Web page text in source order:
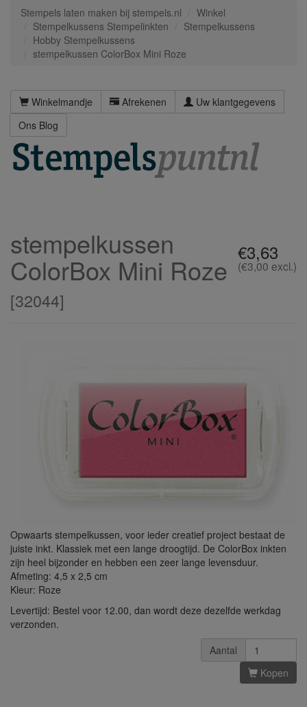
Stempels laten maken bij stempels.nl
Winkel
Stempelkussens Stempelinkten
Stempelkussens
Hobby Stempelkussens
stempelkussen ColorBox Mini Roze
Winkelmandje Afrekenen
Uw klantgegevens
Ons Blog
€3,63
(€3,00 excl.)
stempelkussen
ColorBox Mini Roze
[32044]
Opwaarts stempelkussen, voor ieder creatief project bestaat de
juiste inkt. Klassiek met een lange droogtijd. De ColorBox inkten
zijn heel bijzonder en hebben een zeer lange levensduur.
Afmeting: 4,5 x 2,5 cm
Kleur: Roze
Levertijd: Bestel voor 12.00, dan wordt deze dezelfde werkdag
verzonden.
Aantal
Kopen